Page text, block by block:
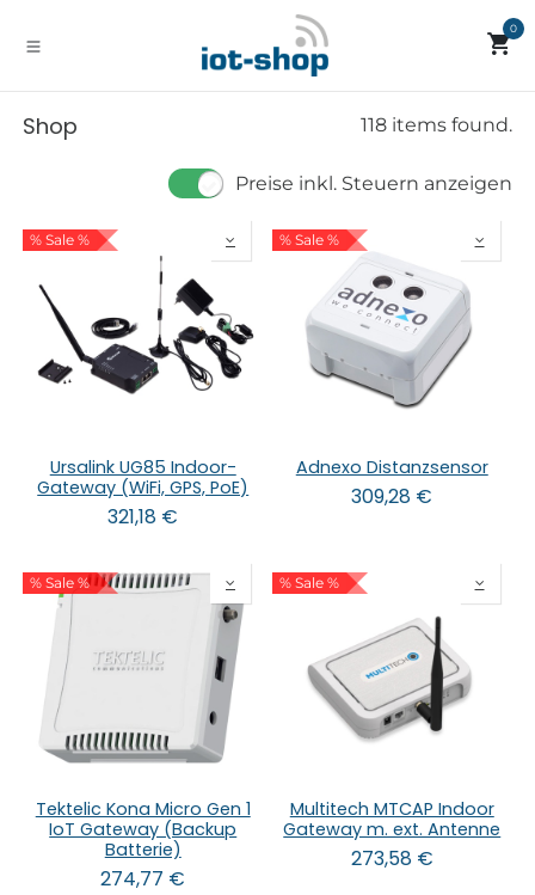
0
Shop 118 items found.
Preise inkl. Steuern anzeigen
% Sale %
Ursalink UG85 Indoor-
Gateway (WiFi, GPS, PoE)
321,18 €
% Sale %
Adnexo Distanzsensor
309,28 €
% Sale %
Tektelic Kona Micro Gen 1
IoT Gateway (Backup
Batterie)
274,77 €
% Sale %
Multitech MTCAP Indoor
Gateway m. ext. Antenne
273,58€